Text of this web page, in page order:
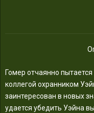
Гомер отчаянно
коллегой охранником
заинтересован в новых
удается убедить Уэйна